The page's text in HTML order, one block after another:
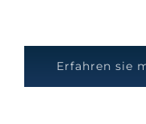
Erfahren sie